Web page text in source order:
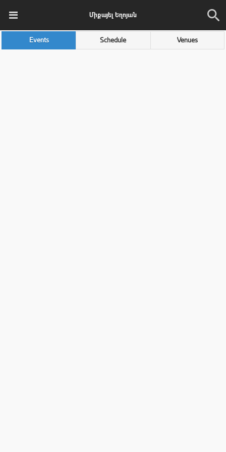
Միքայել Եղոյան
Events Schedule Venues